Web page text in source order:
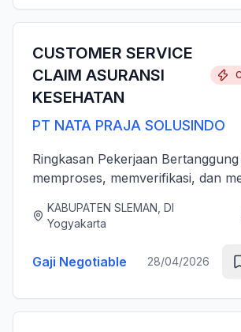
CUSTOMER SERVICE
CLAIM ASURANSI
KESEHATAN
PT NATA PRAJA SOLUSINDO
Ringkasan Pekerjaan
memproses, memverifikasi, dan
dan rawat jalan) secara akurat,
serta sesuai dengan ...
KABUPATEN SLEMAN, DI
Yogyakarta
Gaji Negotiable 28/04/2026